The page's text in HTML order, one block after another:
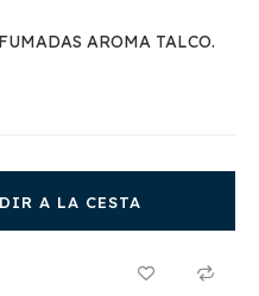
AROMA TALCO.
A LA CESTA